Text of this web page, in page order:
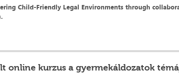
Child-Friendly Legal Environments through
online kurzus a gyermekáldozatok